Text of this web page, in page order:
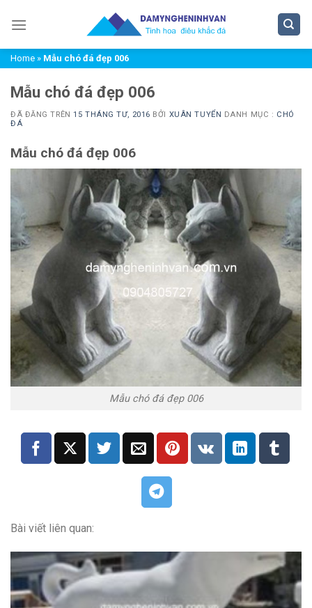
đến
dungHome » Mẫu chó đá đẹp 006
Mẫu chó đá đẹp 006
ĐÃ ĐĂNG TRÊN15 THÁNG TƯ, 2016 BỞI XUÂN TUYỂN DANH MỤC : CHÓ
ĐÁ
Mẫu chó đá đẹp 006
Mẫu chó đá đẹp 006
Bài viết liên quan: